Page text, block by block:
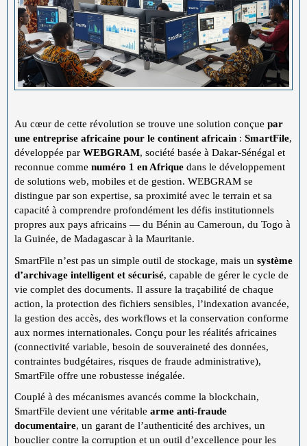
Au cœur de cette révolution se trouve une solution conçue par
une entreprise africaine pour le continent africain : SmartFile,
développée par WEBGRAM, société basée à Dakar-Sénégal et
reconnue comme numéro 1 en Afrique dans le développement
de solutions web, mobiles et de gestion. WEBGRAM se
distingue par son expertise, sa proximité avec le terrain et sa
capacité à comprendre profondément les défis institutionnels
propres aux pays africains — du Bénin au Cameroun, du Togo à
la Guinée, de Madagascar à la Mauritanie.
SmartFile n’est pas un simple outil de stockage, mais un système
d’archivage intelligent et sécurisé, capable de gérer le cycle de
vie complet des documents. Il assure la traçabilité de chaque
action, la protection des fichiers sensibles, l’indexation avancée,
la gestion des accès, des workflows et la conservation conforme
aux normes internationales. Conçu pour les réalités africaines
(connectivité variable, besoin de souveraineté des données,
contraintes budgétaires, risques de fraude administrative),
SmartFile offre une robustesse inégalée.
Couplé à des mécanismes avancés comme la blockchain,
SmartFile devient une véritable arme anti-fraude
documentaire, un garant de l’authenticité des archives, un
bouclier contre la corruption et un outil d’excellence pour les